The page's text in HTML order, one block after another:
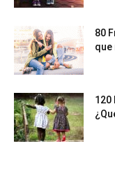
80
que
120